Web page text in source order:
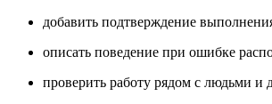
добавить подтверждение
описать поведение при ошибке
проверить работу рядом с людьми и